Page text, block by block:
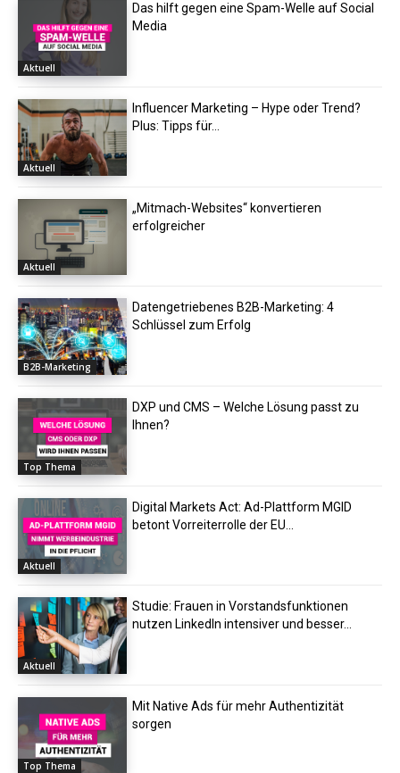
Aktuell
Das hilft gegen eine Spam-Welle auf Social
Media
Aktuell
Influencer Marketing – Hype oder Trend?
Plus: Tipps für...
Aktuell
„Mitmach-Websites“ konvertieren
erfolgreicher
B2B-Marketing
Datengetriebenes B2B-Marketing: 4
Schlüssel zum Erfolg
Top Thema
DXP und CMS – Welche Lösung passt zu
Ihnen?
Aktuell
Digital Markets Act: Ad-Plattform MGID
betont Vorreiterrolle der EU...
Aktuell
Studie: Frauen in Vorstandsfunktionen
nutzen LinkedIn intensiver und besser...
Top Thema
Mit Native Ads für mehr Authentizität
sorgen